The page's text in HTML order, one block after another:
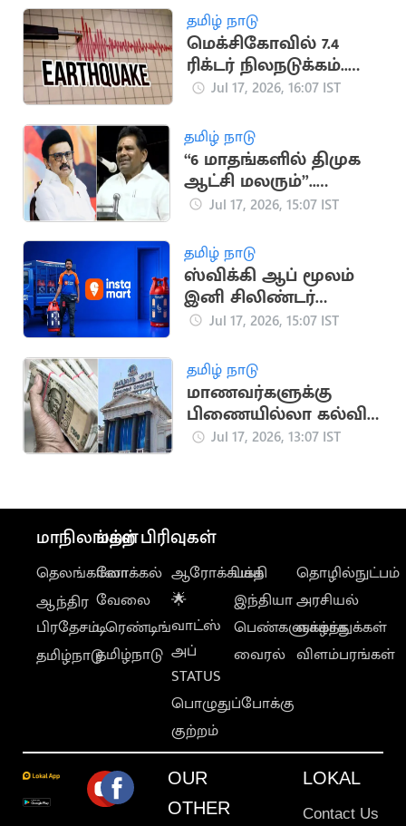
தமிழ் நாடு
மெக்சிகோவில் 7.4
ரிக்டர் நிலநடுக்கம்..
சுனாமி
பீதி
Jul 17, 2026, 16:07 IST
தமிழ் நாடு
“6 மாதங்களில் திமுக
ஆட்சி மலரும்”..
அனிதா
Jul 17, 2026, 15:07 IST
தமிழ் நாடு
ஸ்விக்கி ஆப் மூலம்
இனி சிலிண்டர்
டெலிவரி: புதிய
Jul 17, 2026, 15:07 IST
தமிழ் நாடு
மாணவர்களுக்கு
பிணையில்லா கல்விக்
கடன்... அமைச்சர்
Jul 17, 2026, 13:07 IST
மாநிலங்கள்
தெலங்கானா
ஆந்திர
பிரதேசம்
தமிழ்நாடு
மற்ற பிரிவுகள்
லோக்கல்
வேலை
டிரெண்டிங்
தமிழ்நாடு
ஆரோக்கியம்
🌟
வாட்ஸ்
அப்
STATUS
பொழுதுப்போக்கு
குற்றம்
பக்தி
இந்தியா
பெண்களுக்காக
வைரல்
தொழில்நுட்பம்
அரசியல்
வாழ்த்துக்கள்
விளம்பரங்கள்
OUR
OTHER
LOKAL
Contact Us